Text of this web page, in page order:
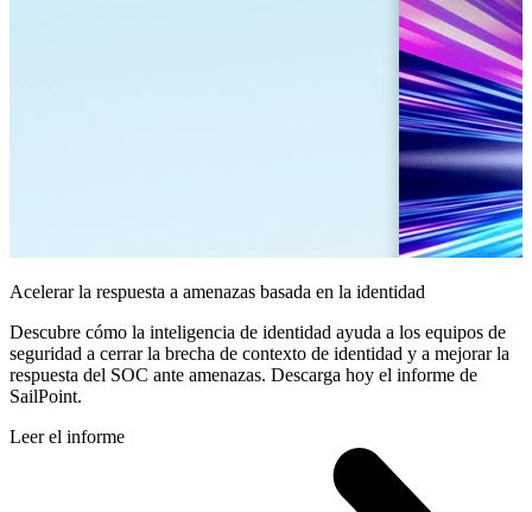
Acelerar la respuesta a amenazas basada en la identidad
Descubre cómo la inteligencia de identidad ayuda a los equipos de
seguridad a cerrar la brecha de contexto de identidad y a mejorar la
respuesta del SOC ante amenazas. Descarga hoy el informe de
SailPoint.
Leer el informe